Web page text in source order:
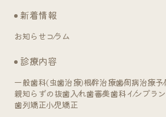
新着情報
お知らせ コラム
診療内容
一般歯科(虫歯治療)根幹治療歯周病治療予
親知らずの抜歯入れ歯審美歯科インプラ
歯列矯正小児矯正